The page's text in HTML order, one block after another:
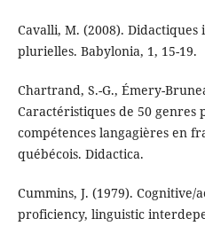
Cavalli, M. (2008).
plurielles. Babylonia, 1, 15-19.
Chartrand, S.-G., Émery-
Caractéristiques de 50 genres
compétences langagières en
québécois. Didactica.
Cummins, J. (1979). Cognitive/
proficiency, linguistic